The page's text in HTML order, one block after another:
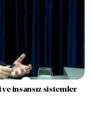
insansız sistemler